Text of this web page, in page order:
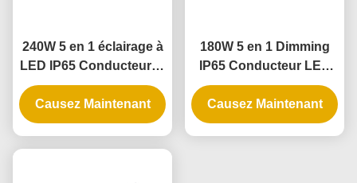
240W 5 en 1 éclairage à
LED IP65 Conducteur et
alimentation à LED
Causez Maintenant
180W 5 en 1 Dimming
IP65 Conducteur LED
pour applications
d'éclairage extérieur et
intérieur
Causez Maintenant